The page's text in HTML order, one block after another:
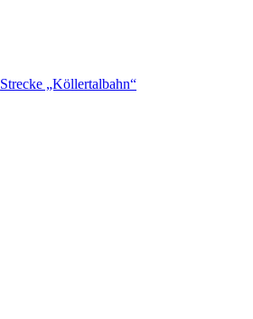
Strecke „Köllertalbahn“